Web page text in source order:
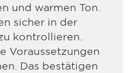
und warmen Ton.
sicher in der
kontrollieren.
Voraussetzungen
Das bestätigen